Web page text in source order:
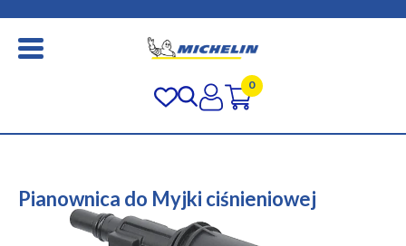
0
Pianownica do Myjki ciśnieniowej